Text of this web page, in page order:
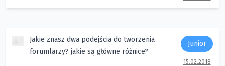
Jakie znasz dwa podejścia do tworzenia
forumlarzy? jakie są główne różnice?
Junior
15.02.2018